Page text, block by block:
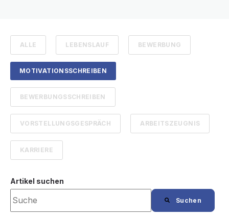
ALLE LEBENSLAUF BEWERBUNG
MOTIVATIONSSCHREIBEN
BEWERBUNGSSCHREIBEN
VORSTELLUNGSGESPRÄCH ARBEITSZEUGNIS
KARRIERE
Artikel suchen
Suchen